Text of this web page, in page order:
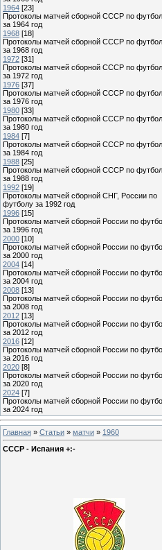
1964 [23]
Протоколы матчей сборной СССР по
за 1964 год
1968 [18]
Протоколы матчей сборной СССР по
за 1968 год
1972 [31]
Протоколы матчей сборной СССР по
за 1972 год
1976 [37]
Протоколы матчей сборной СССР по
за 1976 год
1980 [33]
Протоколы матчей сборной СССР по
за 1980 год
1984 [7]
Протоколы матчей сборной СССР по
за 1984 год
1988 [25]
Протоколы матчей сборной СССР по
за 1988 год
1992 [19]
Протоколы матчей сборной СНГ, России по
футболу за 1992 год
1996 [15]
Протоколы матчей сборной России по
за 1996 год
2000 [10]
Протоколы матчей сборной России по
за 2000 год
2004 [14]
Протоколы матчей сборной России по
за 2004 год
2008 [13]
Протоколы матчей сборной России по
за 2008 год
2012 [13]
Протоколы матчей сборной России по
за 2012 год
2016 [12]
Протоколы матчей сборной России по
за 2016 год
2020 [8]
Протоколы матчей сборной России по
за 2020 год
2024 [7]
Протоколы матчей сборной России по
за 2024 год
Главная » Статьи » матчи » 1960
СССР - Испания +:-